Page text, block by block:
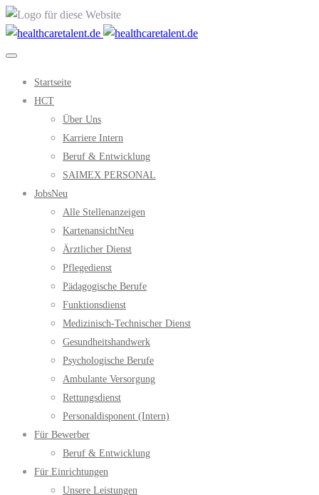
Startseite
HCT
Über Uns
Karriere Intern
Beruf & Entwicklung
SAIMEX PERSONAL
JobsNeu
Alle Stellenanzeigen
KartenansichtNeu
Ärztlicher Dienst
Pflegedienst
Pädagogische Berufe
Funktionsdienst
Medizinisch-Technischer Dienst
Gesundheitshandwerk
Psychologische Berufe
Ambulante Versorgung
Rettungsdienst
Personaldisponent (Intern)
Für Bewerber
Beruf & Entwicklung
Für Einrichtungen
Unsere Leistungen